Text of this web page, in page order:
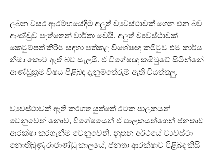
ලබන වසර ආරම්භයේදීම අලුත් ව්‍යවස්ථාවක් ගෙන එන බව
ආණ්ඩුව පැත්තෙන් වාර්තා වෙයි. අලුත් ව්‍යවස්ථාවක්
කෙටුම්පත් කිරීම සඳහා පත්කළ විශේෂඥ කමිටුව එම කාර්ය
නිමා කොට ඇති බව සැලයි. ඒ විශේෂඥ කමිටුවේ සිටින්නේ
ආණ්ඩුක්‍රම විෂය පිළිබඳ දැනුම්තේරුම් ඇති වියත්තුලු.
ව්‍යවස්ථාවක් ඇති කරගත යුත්තේ රටක පාලකයන්
වෙනුවෙන් නොව, විශේෂයෙන් ඒ පාලකයන්ගෙන් ජනතාව
ආරක්ෂා කරගැනීම වෙනුවෙනි. නූතන අර්ථයේ ව්‍යවස්ථා
නොතිබුණු රාජාණ්ඩු කාලයේ, ජනතා ආරක්ෂාව පිළිබඳ කිසි